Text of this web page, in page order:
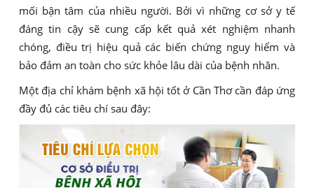
mối bận tâm của nhiều người. Bởi vì những cơ sở y tế
đáng tin cậy sẽ cung cấp kết quả xét nghiệm nhanh
chóng, điều trị hiệu quả các biến chứng nguy hiểm và
bảo đảm an toàn cho sức khỏe lâu dài của bệnh nhân.
Một địa chỉ khám bệnh xã hội tốt ở Cần Thơ cần đáp ứng
đầy đủ các tiêu chí sau đây: